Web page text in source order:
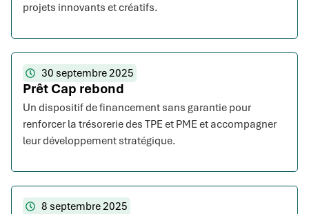
projets innovants et créatifs.
30 septembre 2025
Prêt Cap rebond
Un dispositif de financement sans garantie pour
renforcer la trésorerie des TPE et PME et accompagner
leur développement stratégique.
8 septembre 2025